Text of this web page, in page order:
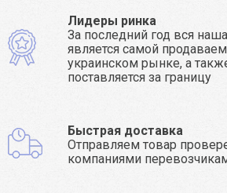
Лидеры ринка
За последний год вся
является самой
украинском рынке, а
поставляется за границу
Быстрая доставка
Отправляем товар
компаниями